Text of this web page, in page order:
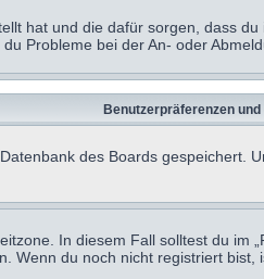
hat und die dafür sorgen, dass
Probleme bei der An- oder
Benutzerpräferenzen
des Boards gespeichert.
In diesem Fall solltest du
du noch nicht registriert bist,